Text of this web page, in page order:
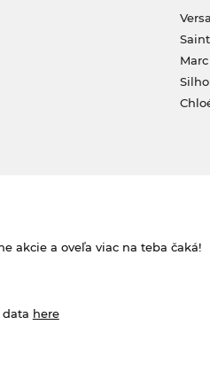
akcie a oveľa viac na teba čaká!
here